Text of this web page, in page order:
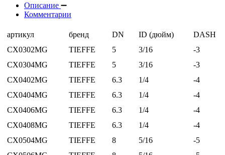
Описание
Комментарии
артикул бренд DN ID (дюйм) DASH
CX0302MG
TIEFFE 5 3/16 -3
CX0304MG
TIEFFE 5 3/16 -3
CX0402MG
TIEFFE 6.3 1/4 -4
CX0404MG
TIEFFE 6.3 1/4 -4
CX0406MG
TIEFFE 6.3 1/4 -4
CX0408MG
TIEFFE 6.3 1/4 -4
CX0504MG
TIEFFE 8 5/16 -5